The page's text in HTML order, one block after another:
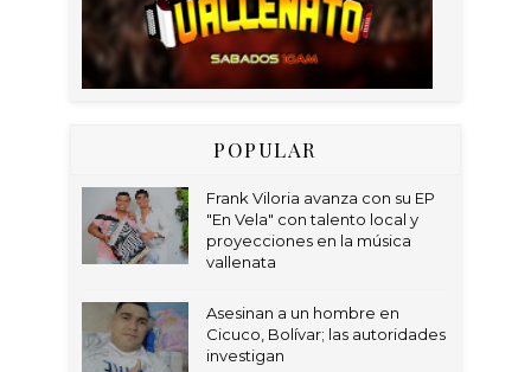
POPULAR
Frank Viloria avanza con su EP
"En Vela" con talento local y
proyecciones en la música
vallenata
Asesinan a un hombre en
Cicuco, Bolívar; las autoridades
investigan